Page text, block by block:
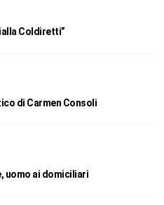
Coldiretti”
di Carmen Consoli
uomo ai domiciliari